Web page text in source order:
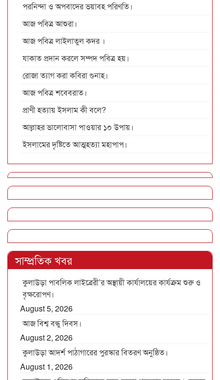
পরনিন্দা ও অপবাদের ভয়াবহ পরিণতি।
আজ পবিত্র আশুরা।
আজ পবিত্র লাইলাতুল কদর ।
যাকাত প্রদান করলে সম্পদ পবিত্র হয়।
রোজা ত্যাগ করা কবিরা গুনাহ।
আজ পবিত্র শবেবরাত।
প্রাণী হত্যায় ইসলাম কী বলে?
আল্লাহর ভালোবাসা পাওয়ার ১০ উপায়।
ইসলামের দৃষ্টিতে আত্মহত্যা মহাপাপ।
সাম্প্রতিক খবর
কুলাউড়া পাবলিক লাইব্রেরী’র অস্থায়ী কার্যালয়ের কার্যক্রম শুরু ও
বৃক্ষরোপণ।
August 5, 2026
আজ বিশ্ব বন্ধু দিবস।
August 2, 2026
কুলাউড়া আদর্শ পাঠাগারের পুরস্কার বিতরণ অনুষ্ঠিত।
August 1, 2026